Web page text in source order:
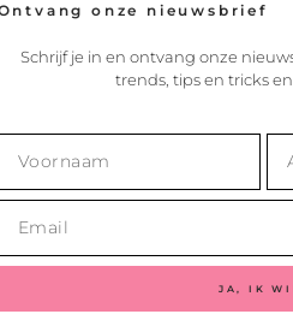
onze nieuwsbrief
Schrijf je in en ontvang onze
trends, tips en tricks
JA, IK